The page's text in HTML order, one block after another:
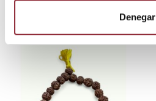
Denegar